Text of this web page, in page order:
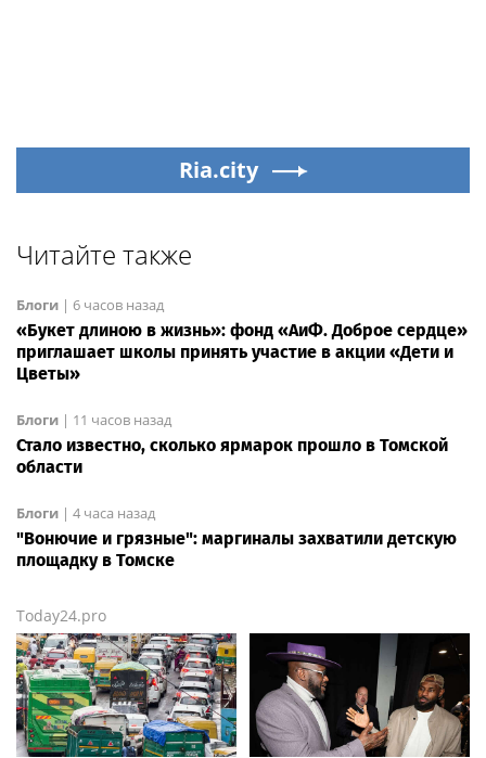
Ria.city
Читайте также
Блоги | 6 часов назад
«Букет длиною в жизнь»: фонд «АиФ. Доброе сердце»
приглашает школы принять участие в акции «Дети и
Цветы»
Блоги | 11 часов назад
Стало известно, сколько ярмарок прошло в Томской
области
Блоги | 4 часа назад
"Вонючие и грязные": маргиналы захватили детскую
площадку в Томске
Today24.pro